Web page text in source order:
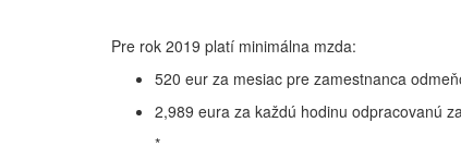
Pre rok 2019 platí minimálna mzda:
520 eur za mesiac pre zamestnanca
2,989 eura za každú hodinu odpracovanú
*